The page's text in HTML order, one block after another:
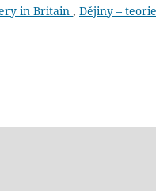
in Britain , Dějiny –